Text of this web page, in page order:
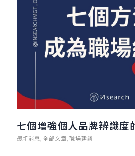
七個增強個人品牌辨識度
最新消息 全部文章 職場建議